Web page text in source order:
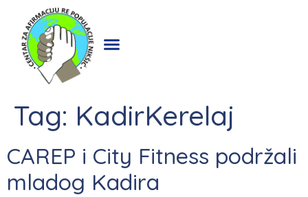
Tag: KadirKerelaj
CAREP i City Fitness podržali
mladog Kadira